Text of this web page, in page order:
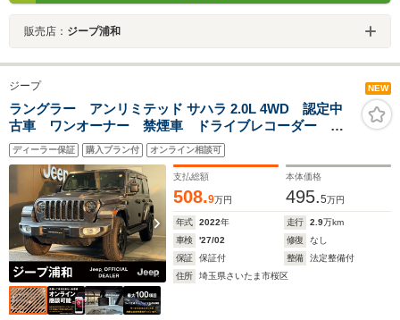
販売店： ジープ浦和
ジープ NEW
ラングラー アンリミテッド サハラ 2.0L 4WD 認定中
古車 ワンオーナー 禁煙車 ドライブレコーダー 地
デジチューナー アップルカープレイ アダプティブク
ルーズコントロール
ディーラー保証 購入プラン付 オンライン相談可
支払総額
508.9万円
本体価格
495.5万円
年式 2022年 走行 2.9万km
車検
'27/02 修復
なし
保証
保証付 整備
法定整備付
住所
埼玉県さいたま市桜区